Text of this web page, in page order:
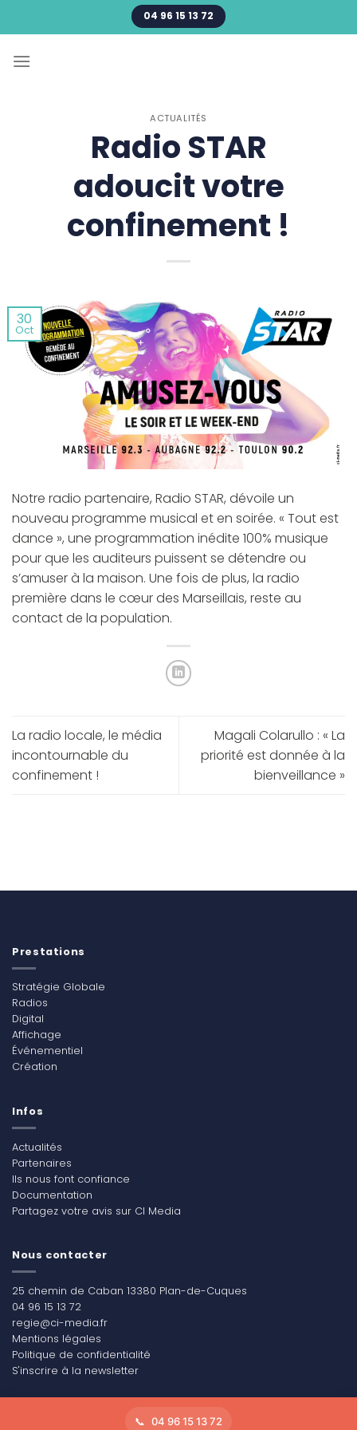
au
04 96 15 13 72
ACTUALITÉS
Radio STAR
adoucit votre
confinement !
30
Oct
Notre radio partenaire, Radio STAR, dévoile un
nouveau programme musical et en soirée. « Tout est
dance », une programmation inédite 100% musique
pour que les auditeurs puissent se détendre ou
s’amuser à la maison. Une fois de plus, la radio
première dans le cœur des Marseillais, reste au
contact de la population.
La radio locale, le média
incontournable du
confinement !
Magali Colarullo : « La
priorité est donnée à la
bienveillance »
Prestations
Stratégie Globale
Radios
Digital
Affichage
Événementiel
Création
Infos
Actualités
Partenaires
Ils nous font confiance
Documentation
Partagez votre avis sur CI Media
Nous contacter
25 chemin de Caban 13380 Plan-de-Cuques
04 96 15 13 72
regie@ci-media.fr
Mentions légales
Politique de confidentialité
S'inscrire à la newsletter
Copyright 2026 ©CI Média
04 96 15 13 72